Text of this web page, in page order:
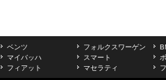
ベンツ フォルクスワーゲン
マイバッハ
スマート
フィアット
マセラティ